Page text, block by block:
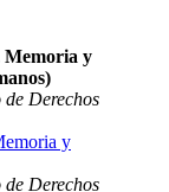
Memoria y
de Derechos
y
de Derechos